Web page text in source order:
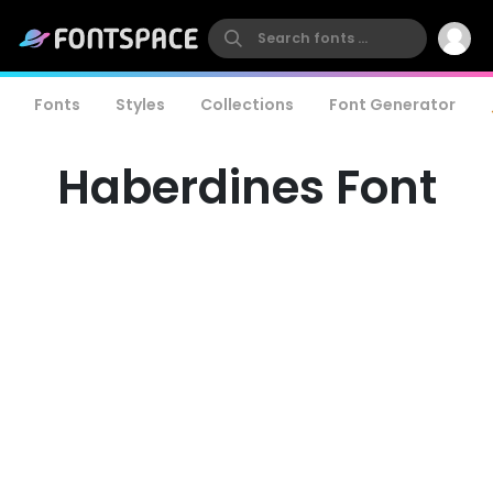
Fonts Styles Collections Font Generator
Haberdines Font